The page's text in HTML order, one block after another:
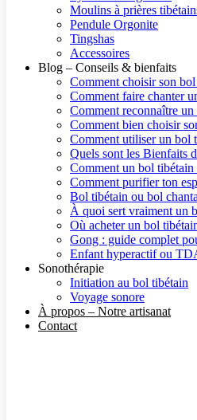
Moulins à prières
Pendule Orgonite
Tingshas
Accessoires
Blog – Conseils & bienfaits
Comment choisir son
Comment faire chanter
Comment reconnaître
Comment bien choisir
Comment utiliser un bol
Quels sont les Bienfaits
Comment un bol
Comment purifier ton
Bol tibétain ou bol
À quoi sert vraiment un
Où acheter un bol
Gong : guide complet
Enfant hyperactif ou
Sonothérapie
Initiation au bol tibétain
Voyage sonore
À propos – Notre artisanat
Contact